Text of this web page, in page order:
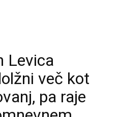
Levica
več kot
pa raje